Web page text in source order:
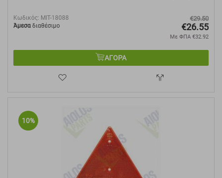
Κωδικός: MIT-18088
Άμεσα διαθέσιμο
€29.50
€26.55
Με ΦΠΑ €32.92
ΑΓΟΡΑ
10%